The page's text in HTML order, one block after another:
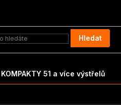
Hledat
KOMPAKTY 51 a více výstřelů